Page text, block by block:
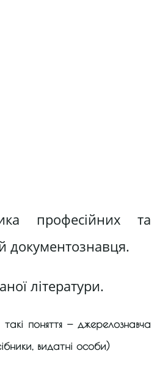
професійних та
документознавця.
літератури.
поняття — джерелознавча
видатні особи)